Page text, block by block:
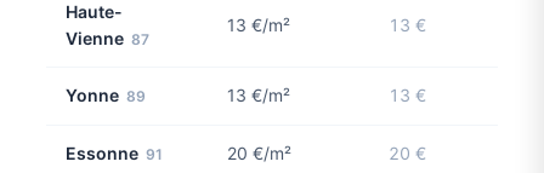
Haute-
Vienne 87
13 €/m² 13 €
Yonne 89 13 €/m² 13 €
Essonne 91 20 €/m² 20 €